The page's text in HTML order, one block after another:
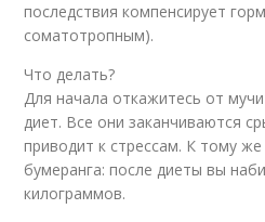
последствия компенсирует
соматотропным).
Что делать?
Для начала откажитесь от
диет. Все они заканчиваются
приводит к стрессам. К тому
бумеранга: после диеты вы
килограммов.